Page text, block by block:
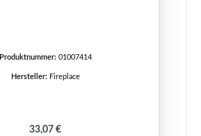
Produktnummer: 01007414
Hersteller: Fireplace
Regulärer Preis:
33,07 €